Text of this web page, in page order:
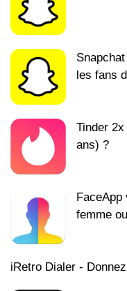
les fans
Tinder
ans) ?
FaceApp
femme
iRetro Dialer -